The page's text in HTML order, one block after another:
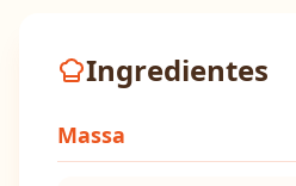
Ingredientes
Massa